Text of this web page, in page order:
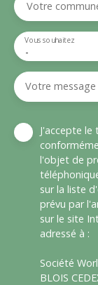
Votre
-
Vous souhaitez
Votre message
J'accepte
l'objet de
sur la liste
prévu par
sur le site
adressé à :
Société
BLOIS